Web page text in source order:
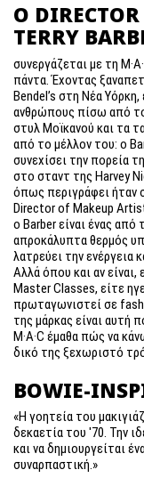
Ο
TERRY
συνεργάζεται με τη
πάντα. Έχοντας
Bendel’s στη Νέα
ανθρώπους πίσω από
στυλ Μοϊκανού και τα
από το μέλλον του: ο
συνεχίσει την πορεία
στο σταντ της Harvey
όπως περιγράφει ήταν
Director of Makeup
ο Barber είναι ένας
απροκάλυπτα θερμός
λατρεύει την ενέργεια
Αλλά όπου και αν είναι,
Master Classes, είτε
πρωταγωνιστεί σε
της μάρκας είναι αυτή
M·A·C έμαθα πώς να
δικό της ξεχωριστό
BOWIE-
«Η γοητεία του
δεκαετία του '70. Την
και να δημιουργείται
συναρπαστική.»